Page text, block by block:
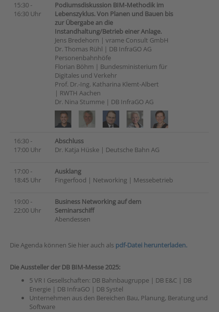
15:30 -
16:30 Uhr
Podiumsdiskussion BIM-Methodik im
Lebenszyklus. Von Planen und Bauen bis
zur Übergabe an die
Instandhaltung/Betrieb einer Anlage.
Jens Bredehorn | vrame Consult GmbH
Dr. Thomas Rühl | DB InfraGO AG
Personenbahnhöfe
Florian Böhm | Bundesministerium für
Digitales und Verkehr
Prof. Dr.-Ing. Katharina Klemt-Albert
| RWTH Aachen
Dr. Nina Stumme | DB InfraGO AG
16:30 -
17:00 Uhr
Abschluss
Dr. Katja Hüske | Deutsche Bahn AG
17:00 -
18:45 Uhr
Ausklang
Fingerfood | Networking | Messebetrieb
19:00 -
22:00 Uhr
Business Networking auf dem
Seminarschiff
Abendessen
Die Agenda können Sie hier auch als pdf-Datei herunterladen.
Die Aussteller der DB BIM-Messe 2025:
5 VR I Gesellschaften: DB Bahnbaugruppe | DB E&C | DB
Energie | DB InfraGO | DB Systel
Unternehmen aus den Bereichen Bau, Planung, Beratung und
Software